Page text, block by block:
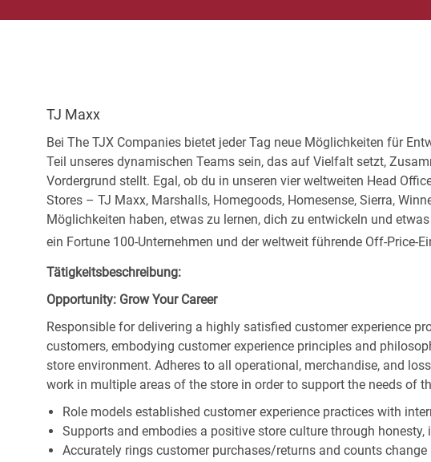
TJ Maxx
Bei The TJX Companies bietet jeder Tag neue Möglichkeiten für
Teil unseres dynamischen Teams sein, das auf Vielfalt setzt,
Vordergrund stellt. Egal, ob du in unseren vier weltweiten Head
Stores – TJ Maxx, Marshalls, Homegoods, Homesense, Sierra,
Möglichkeiten haben, etwas zu lernen, dich zu entwickeln und
ein Fortune 100-Unternehmen und der weltweit führende Off-Price-
Tätigkeitsbeschreibung:
Opportunity: Grow Your Career
Responsible for delivering a highly satisfied customer experience
customers, embodying customer experience principles and
store environment. Adheres to all operational, merchandise, and
work in multiple areas of the store in order to support the needs of
Role models established customer experience practices with
Supports and embodies a positive store culture through honesty,
Accurately rings customer purchases/returns and counts